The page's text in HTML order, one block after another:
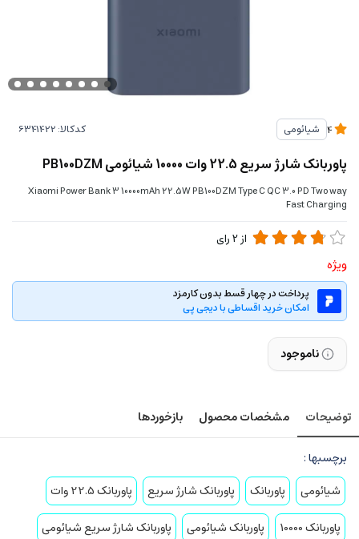
شیائومی کدکالا:
پاوربانک شارژ سریع 22.5 وات 10000 شیائومی PB100DZM
Xiaomi Power Bank 3 10000mAh 22.5W PB100DZM Type C QC 3.0 PD Two way
Fast Charging
از2رای
ویژه
پرداخت در چهار قسط بدون کارمزد
امکان خرید اقساطی با دیجی پی
ناموجود
توضیحات مشخصات محصول بازخوردها
برچسبها :
شیائومی
پاوربانک پاوربانک شارژ سریع
پاوربانک 22.5 وات
پاوربانک 10000
پاوربانک شیائومی
پاوربانک شارژ سریع شیائومی